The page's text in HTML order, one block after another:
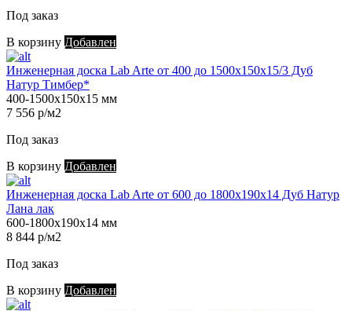
Под заказ
В корзину Добавлен
Инженерная доска Lab Arte от 400 до 1500х150х15/3 Дуб
Натур Тимбер*
400-1500х150х15 мм
7 556 р/м2
Под заказ
В корзину Добавлен
Инженерная доска Lab Arte от 600 до 1800х190х14 Дуб Натур
Лана лак
600-1800х190х14 мм
8 844 р/м2
Под заказ
В корзину Добавлен